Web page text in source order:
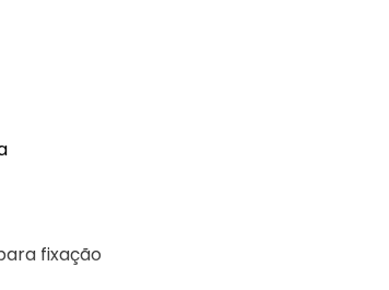
fixação